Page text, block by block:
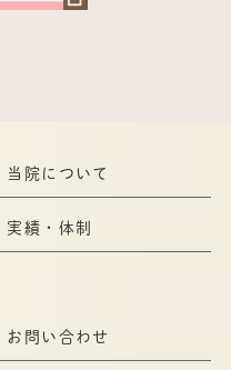
当院について
実績・体制
お問い合わせ